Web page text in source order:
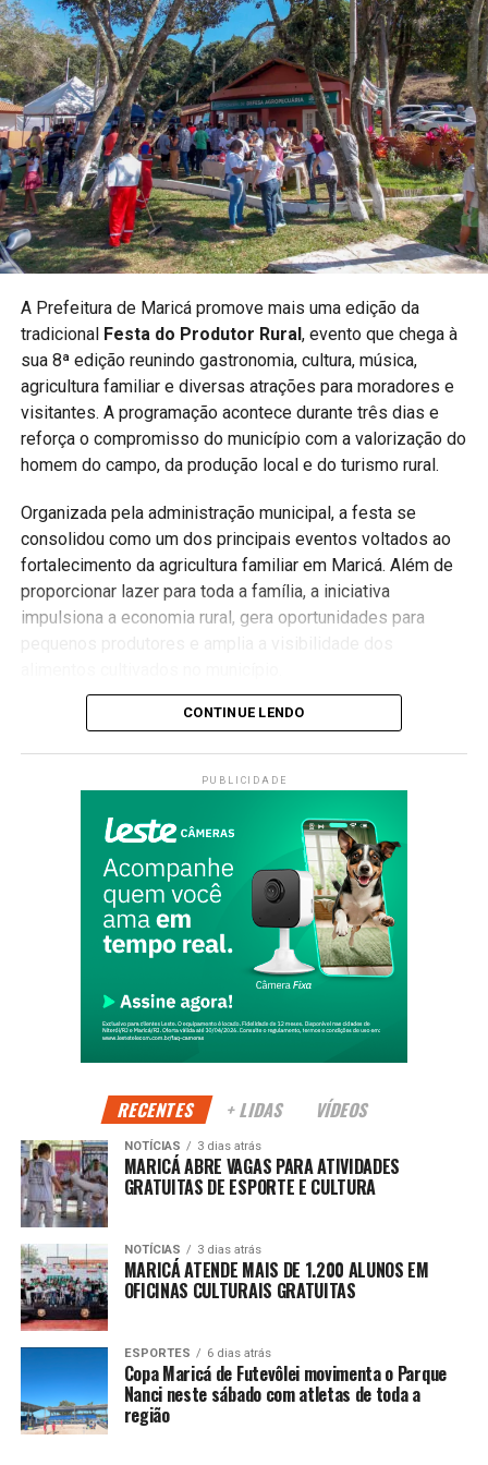
A Prefeitura destaca que eventos esportivos contribuem
para ampliar o acesso da população às diferentes
modalidades e incentivar crianças e jovens à prática
esportiva.
PUBLICIDADE
A realização do campeonato reforça o compromisso do
qualidade de vida.
Acompanhe a Maricá Web TV para mais notícias sobre
esporte e eventos na cidade.
#Maricá #KungFu #Esporte #ArtesMarciais
#MaricáWebTV
A Prefeitura de Maricá promove mais uma edição da
tradicional Festa do Produtor Rural, evento que chega à
sua 8ª edição reunindo gastronomia, cultura, música,
agricultura familiar e diversas atrações para moradores e
visitantes. A programação acontece durante três dias e
reforça o compromisso do município com a valorização do
homem do campo, da produção local e do turismo rural.
Organizada pela administração municipal, a festa se
consolidou como um dos principais eventos voltados ao
fortalecimento da agricultura familiar em Maricá. Além de
proporcionar lazer para toda a família, a iniciativa
impulsiona a economia rural, gera oportunidades para
Valorização da agricultura familiar
Ao longo da programação, os visitantes poderão conhecer
aproveitar apresentações culturais, atrações musicais,
gastronomia típica e atividades voltadas para todas as
A Festa do Produtor Rural também busca aproximar a
população da realidade do campo, destacando a
importância da agricultura familiar para o abastecimento, a
geração de renda e o desenvolvimento sustentável de
do município e cria novas oportunidades para produtores
comercializarem seus produtos diretamente com os
consumidores.
Além de incentivar o setor agrícola, a programação
movimenta o turismo e o comércio local, atraindo
visitantes de diferentes regiões e contribuindo para o
fortalecimento da economia durante os dias de evento.
CONTINUE LENDO
PUBLICIDADE
RECENTES + LIDAS VÍDEOS
NOTÍCIAS 3 dias atrás
MARICÁ ABRE VAGAS PARA ATIVIDADES
GRATUITAS DE ESPORTE E CULTURA
NOTÍCIAS 3 dias atrás
MARICÁ ATENDE MAIS DE 1.200 ALUNOS EM
OFICINAS CULTURAIS GRATUITAS
ESPORTES 6 dias atrás
Copa Maricá de Futevôlei movimenta o Parque
Nanci neste sábado com atletas de toda a
região